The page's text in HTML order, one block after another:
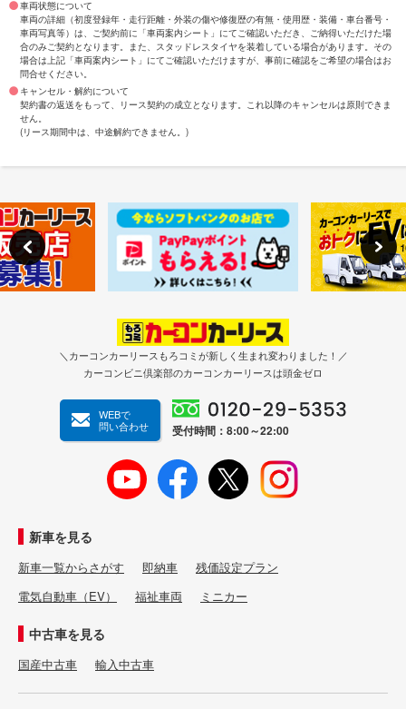
車両状態について
車両の詳細（初度登録年・走行距離・外装の傷や修復歴の有無・使用歴・装備・車台番号・
車両写真等）は、ご契約前に「車両案内シート」にてご確認いただき、ご納得いただけた場
合のみご契約となります。また、スタッドレスタイヤを装着している場合があります。その
場合は上記「車両案内シート」にてご確認いただけますが、事前に確認をご希望の場合はお
問合せください。
キャンセル・解約について
契約書の返送をもって、リース契約の成立となります。これ以降のキャンセルは原則できま
せん。
(リース期間中は、中途解約できません。)
＼カーコンカーリースもろコミが新しく生まれ変わりました！／
カーコンビニ倶楽部のカーコンカーリースは頭金ゼロ
WEBで
問い合わせ
受付時間：8:00～22:00
新車を見る
新車一覧からさがす 即納車
残価設定プラン
電気自動車（EV）
福祉車両 ミニカー
中古車を見る
国産中古車 輸入中古車